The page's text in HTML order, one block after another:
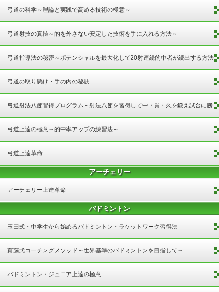
弓道の科学～理論と実践で高める技術の極意～
弓道射技の真髄～的を外さない安定した技術を手に入れる方法～
弓道指導法の秘密～ポテンシャルを最大化して20射連続的中者が続出する方法
～ 足利大学付属高等学校 宮澤章啓 指導・監修
弓道の取り懸け・手の内の秘訣
弓道射法八節習得プログラム～射法八節を習得して中・貫・久を鍛え試合に勝
つ方法～
弓道上達の極意～的中率アップの練習法～
弓道上達革命
アーチェリー
アーチェリー上達革命
バドミントン
玉田式・中学生から始めるバドミントン・ラケットワーク習得法
齋藤式コーチングメソッド～世界基準のバドミントンを目指して～
バドミントン・ジュニア上達の極意